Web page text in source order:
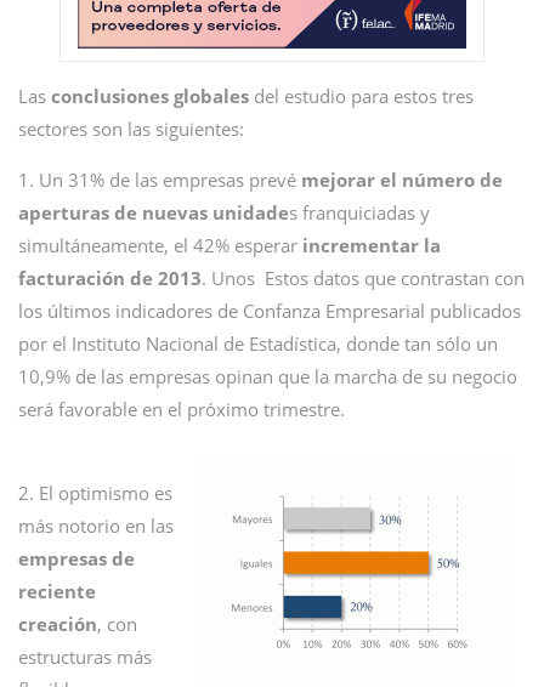
Las conclusiones globales del estudio para estos tres
sectores son las siguientes:
1. Un 31% de las empresas prevé mejorar el número de
aperturas de nuevas unidades franquiciadas y
simultáneamente, el 42% esperar incrementar la
facturación de 2013. Unos Estos datos que contrastan con
los últimos indicadores de Confanza Empresarial publicados
por el Instituto Nacional de Estadística, donde tan sólo un
10,9% de las empresas opinan que la marcha de su negocio
será favorable en el próximo trimestre.
2. El optimismo es
más notorio en las
empresas de
reciente
creación, con
estructuras más